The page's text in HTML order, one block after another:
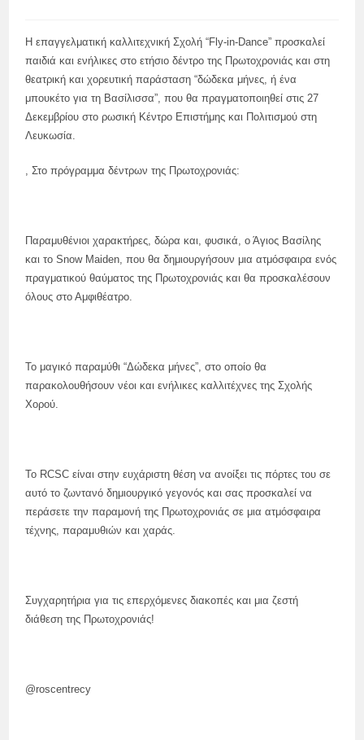
Η επαγγελματική καλλιτεχνική Σχολή “Fly-in-Dance” προσκαλεί
παιδιά και ενήλικες στο ετήσιο δέντρο της Πρωτοχρονιάς και στη
θεατρική και χορευτική παράσταση “δώδεκα μήνες, ή ένα
μπουκέτο για τη Βασίλισσα”, που θα πραγματοποιηθεί στις 27
Δεκεμβρίου στο ρωσική Κέντρο Επιστήμης και Πολιτισμού στη
Λευκωσία.
, Στο πρόγραμμα δέντρων της Πρωτοχρονιάς:
Παραμυθένιοι χαρακτήρες, δώρα και, φυσικά, ο Άγιος Βασίλης
και το Snow Maiden, που θα δημιουργήσουν μια ατμόσφαιρα ενός
πραγματικού θαύματος της Πρωτοχρονιάς και θα προσκαλέσουν
όλους στο Αμφιθέατρο.
Το μαγικό παραμύθι “Δώδεκα μήνες”, στο οποίο θα
παρακολουθήσουν νέοι και ενήλικες καλλιτέχνες της Σχολής
Χορού.
Το RCSC είναι στην ευχάριστη θέση να ανοίξει τις πόρτες του σε
αυτό το ζωντανό δημιουργικό γεγονός και σας προσκαλεί να
περάσετε την παραμονή της Πρωτοχρονιάς σε μια ατμόσφαιρα
τέχνης, παραμυθιών και χαράς.
Συγχαρητήρια για τις επερχόμενες διακοπές και μια ζεστή
διάθεση της Πρωτοχρονιάς!
@roscentrecy